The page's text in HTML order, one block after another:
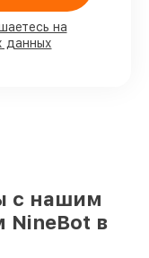
в наличии
на
данных
с нашим
NineBot в